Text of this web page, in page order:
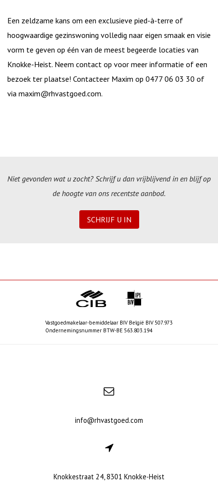
Een zeldzame kans om een exclusieve pied-à-terre of
hoogwaardige gezinswoning volledig naar eigen smaak en visie
vorm te geven op één van de meest begeerde locaties van
Knokke-Heist. Neem contact op voor meer informatie of een
bezoek ter plaatse! Contacteer Maxim op 0477 06 03 30 of
via maxim@rhvastgoed.com.
Niet gevonden wat u zocht? Schrijf u dan vrijblijvend in en blijf op
de hoogte van ons recentste aanbod.
SCHRIJF U IN
Vastgoedmakelaar-bemiddelaar BIV België BIV 507.973
Ondernemingsnummer BTW-BE 563.803.194
info@rhvastgoed.com
Knokkestraat 24, 8301 Knokke-Heist